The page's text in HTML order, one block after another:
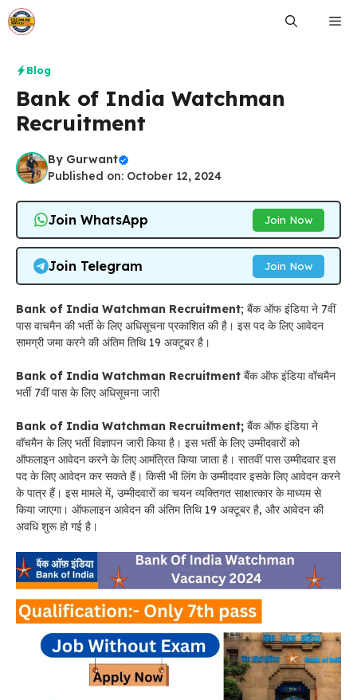
Skip
to
Blog
Bank of India Watchman
Recruitment
By Gurwant
Published on: October 12, 2024
Join WhatsApp Join Now
Join Telegram Join Now
Bank of India Watchman Recruitment; बैंक ऑफ इंडिया ने 7वीं
पास वाचमैन की भर्ती के लिए अधिसूचना प्रकाशित की है। इस पद के लिए आवेदन
सामग्री जमा करने की अंतिम तिथि 19 अक्टूबर है।
Bank of India Watchman Recruitment बैंक ऑफ इंडिया वॉचमैन
भर्ती 7वीं पास के लिए अधिसूचना जारी
Bank of India Watchman Recruitment; बैंक ऑफ इंडिया ने
वॉचमैन के लिए भर्ती विज्ञापन जारी किया है। इस भर्ती के लिए उम्मीदवारों को
ऑफलाइन आवेदन करने के लिए आमंत्रित किया जाता है। सातवीं पास उम्मीदवार इस
पद के लिए आवेदन कर सकते हैं। किसी भी लिंग के उम्मीदवार इसके लिए आवेदन करने
के पात्र हैं। इस मामले में, उम्मीदवारों का चयन व्यक्तिगत साक्षात्कार के माध्यम से
किया जाएगा। ऑफलाइन आवेदन की अंतिम तिथि 19 अक्टूबर है, और आवेदन की
अवधि शुरू हो गई है।